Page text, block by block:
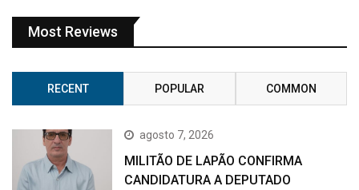
Most Reviews
RECENT POPULAR COMMON
agosto 7, 2026
MILITÃO DE LAPÃO CONFIRMA
CANDIDATURA A DEPUTADO